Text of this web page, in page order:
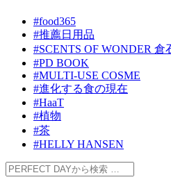
#food365
#推薦日用品
#SCENTS OF WONDER 倉
#PD BOOK
#MULTI-USE COSME
#進化する食の現在
#HaaT
#植物
#茶
#HELLY HANSEN